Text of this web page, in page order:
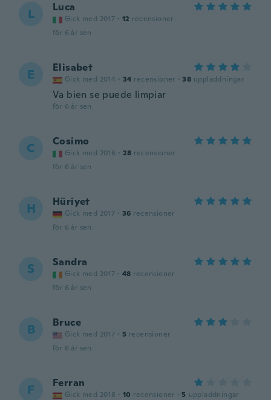
L Luca
Gick med 2017 · 12 recensioner
för 6 år sen
E Elisabet
Gick med 2014 · 34 recensioner · 38 uppladdningar
Va bien se puede limpiar
för 6 år sen
C Cosimo
Gick med 2016 · 28 recensioner
för 6 år sen
H Hüriyet
Gick med 2017 · 36 recensioner
för 6 år sen
S Sandra
Gick med 2017 · 48 recensioner
för 6 år sen
B Bruce
Gick med 2017 · 5 recensioner
för 6 år sen
F Ferran
Gick med 2018 · 10 recensioner · 5 uppladdningar